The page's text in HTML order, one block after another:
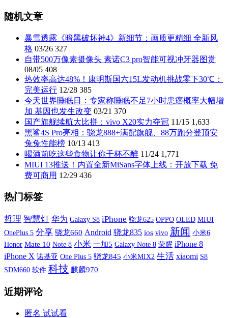
随机文章
暴雪透露《暗黑破坏神4》新细节：画质更精细 全新风
格 03/26 327
自带500万像素摄像头 素诺C3 pro智能可视冲牙器图赏
08/05 408
热效率高达48%！康明斯国六15L发动机挑战零下30℃：
完美运行 12/28 385
今天世界睡眠日：专家称睡眠不足7小时患癌概率大幅增
加 基因也发生改变 03/21 370
国产旗舰续航大比拼：vivo X20实力夺冠 11/15 1,633
黑鲨4S Pro亮相：骁龙888+满配旗舰、88万跑分登顶安
兔兔性能榜 10/13 413
喝酒前吃这些食物让你千杯不醉 11/24 1,771
MIUI 13推送！内置全新MiSans字体上线：开放下载 免
费可商用 12/29 436
热门标签
哲理 智慧灯 华为 Galaxy S8 iPhone 骁龙625 OPPO OLED MIUI
OnePlus 5 分享 骁龙660 Android 骁龙835 ios vivo 新闻 小米6
Honor Mate 10 Note 8 小米 一加5 Galaxy Note 8 荣耀 iPhone 8
iPhone X 诺基亚 One Plus 5 骁龙845 小米MIX2 生活 xiaomi S8
SDM660 软件 科技 麒麟970
近期评论
匿名 试试看